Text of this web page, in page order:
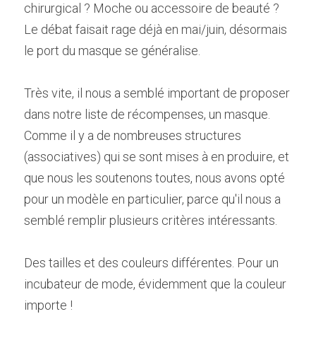
chirurgical ? Moche ou accessoire de beauté ?
Le débat faisait rage déjà en mai/juin, désormais
le port du masque se généralise.
Très vite, il nous a semblé important de proposer
dans notre liste de récompenses, un masque.
Comme il y a de nombreuses structures
(associatives) qui se sont mises à en produire, et
que nous les soutenons toutes, nous avons opté
pour un modèle en particulier, parce qu'il nous a
semblé remplir plusieurs critères intéressants.
Des tailles et des couleurs différentes. Pour un
incubateur de mode, évidemment que la couleur
importe !